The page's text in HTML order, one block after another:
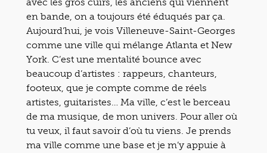
en bande, on a toujours été éduqués par ça.
Aujourd’hui, je vois Villeneuve-Saint-Georges
comme une ville qui mélange Atlanta et New
York. C’est une mentalité bounce avec
beaucoup d’artistes : rappeurs, chanteurs,
footeux, que je compte comme de réels
artistes, guitaristes… Ma ville, c’est le berceau
de ma musique, de mon univers. Pour aller où
tu veux, il faut savoir d’où tu viens. Je prends
ma ville comme une base et je m’y appuie à